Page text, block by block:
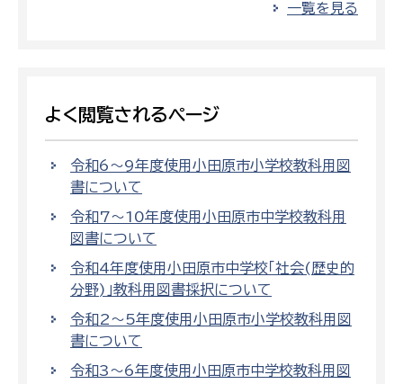
一覧を見る
よく閲覧されるページ
令和6〜9年度使用小田原市小学校教科用図
書について
令和7〜10年度使用小田原市中学校教科用
図書について
令和4年度使用小田原市中学校「社会(歴史的
分野)」教科用図書採択について
令和2〜5年度使用小田原市小学校教科用図
書について
令和3〜6年度使用小田原市中学校教科用図